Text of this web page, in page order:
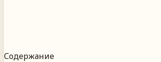
Содержание